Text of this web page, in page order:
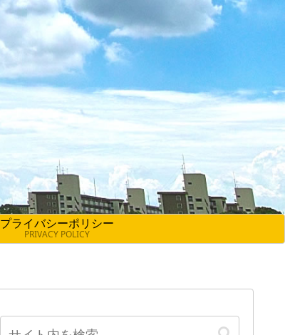
プライバシーポリシー
PRIVACY POLICY